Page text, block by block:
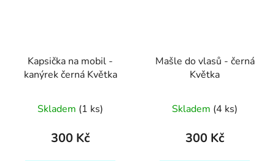
Kapsička na mobil -
kanýrek černá Květka
Skladem (1 ks)
300 Kč
Mašle do vlasů - černá
Květka
Skladem (4 ks)
300 Kč